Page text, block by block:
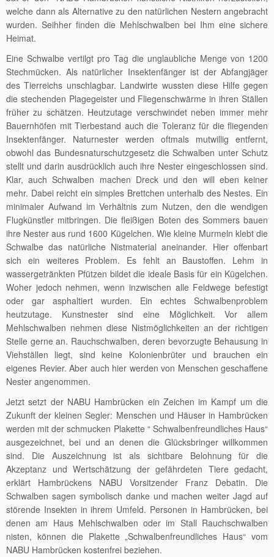
welche dann als Alternative zu den natürlichen Nestern angebracht
wurden. Seihher finden die Mehlschwalben bei Ihm eine sichere
Heimat.
Eine Schwalbe vertilgt pro Tag die unglaubliche Menge von 1200
Stechmücken. Als natürlicher Insektenfänger ist der Abfangjäger
des Tierreichs unschlagbar. Landwirte wussten diese Hilfe gegen
die stechenden Plagegeister und Fliegenschwärme in ihren Ställen
früher zu schätzen. Heutzutage verschwindet neben immer mehr
Bauernhöfen mit Tierbestand auch die Toleranz für die fliegenden
Insektenfänger. Naturnester werden oftmals mutwillig entfernt,
obwohl das Bundesnaturschutzgesetz die Schwalben unter Schutz
stellt und darin ausdrücklich auch ihre Nester eingeschlossen sind.
Klar, auch Schwalben machen Dreck und den will eben keiner
mehr. Dabei reicht ein simples Brettchen unterhalb des Nestes. Ein
minimaler Aufwand im Verhältnis zum Nutzen, den die wendigen
Flugkünstler mitbringen. Die fleißigen Boten des Sommers bauen
ihre Nester aus rund 1600 Kügelchen. Wie kleine Murmeln klebt die
Schwalbe das natürliche Nistmaterial aneinander. Hier offenbart
sich ein weiteres Problem. Es fehlt an Baustoffen. Lehm in
wassergetränkten Pfützen bildet die ideale Basis für ein Kügelchen.
Woher jedoch nehmen, wenn inzwischen alle Feldwege befestigt
oder gar asphaltiert wurden. Ein echtes Schwalbenproblem
heutzutage. Kunstnester sind eine Möglichkeit. Vor allem
Mehlschwalben nehmen diese Nistmöglichkeiten an der richtigen
Stelle gerne an. Rauchschwalben, deren bevorzugte Behausung in
Viehställen liegt, sind keine Kolonienbrüter und brauchen ein
eigenes Revier. Aber auch hier werden von Menschen geschaffene
Nester angenommen.
Jetzt setzt der NABU Hambrücken ein Zeichen im Kampf um die
Zukunft der kleinen Segler: Menschen und Häuser in Hambrücken
werden mit der schmucken Plakette “ Schwalbenfreundliches Haus“
ausgezeichnet, bei und an denen die Glücksbringer willkommen
sind. Die Auszeichnung ist als sichtbare Belohnung für die
Akzeptanz und Wertschätzung der gefährdeten Tiere gedacht,
erklärt Hambrückens NABU Vorsitzender Franz Debatin. Die
Schwalben sagen symbolisch danke und machen weiter Jagd auf
störende Insekten in ihrem Umfeld. Personen in Hambrücken, bei
denen am Haus Mehlschwalben oder im Stall Rauchschwalben
nisten, können die Plakette „Schwalbenfreundliches Haus“ vom
NABU Hambrücken kostenfrei beziehen.